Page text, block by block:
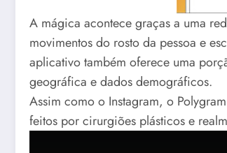
A mágica acontece graças a uma
movimentos do rosto da pessoa e
aplicativo também oferece uma
geográfica e dados demográficos.
Assim como o Instagram, o
feitos por cirurgiões plásticos e